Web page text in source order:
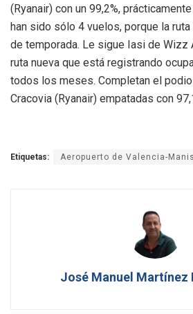
(Ryanair) con un 99,2%,
han sido sólo 4 vuelos, porque la
de temporada. Le sigue Iasi de Wizz
ruta nueva que está registrando
todos los meses. Completan el
Cracovia (Ryanair) empatadas con
Etiquetas: Aeropuerto de Valencia-
José Manuel Martínez